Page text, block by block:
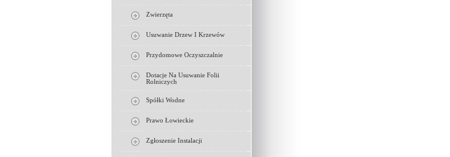
Zwierzęta
Usuwanie Drzew I Krzewów
Przydomowe Oczyszczalnie
Dotacje Na Usuwanie Folii
Rolniczych
Spółki Wodne
Prawo Łowieckie
Zgłoszenie Instalacji